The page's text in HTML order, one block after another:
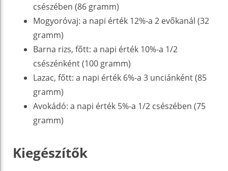
csészében (86 gramm)
Mogyoróvaj: a napi érték 12%-a 2 evőkanál (32
gramm)
Barna rizs, főtt: a napi érték 10%-a 1/2
csészénként (100 gramm)
Lazac, főtt: a napi érték 6%-a 3 unciánként (85
gramm)
Avokádó: a napi érték 5%-a 1/2 csészében (75
gramm)
Kiegészítők